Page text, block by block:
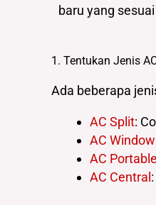
baru yang
1. Tentukan Jenis
Ada beberapa
AC Split:
AC Window
AC Portable
AC Central